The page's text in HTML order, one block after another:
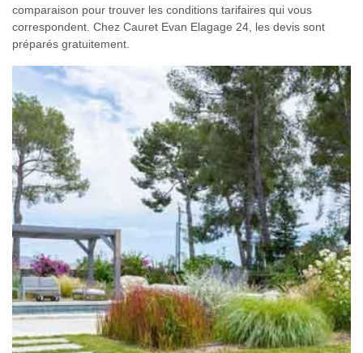
comparaison pour trouver les conditions tarifaires qui vous
correspondent. Chez Cauret Evan Elagage 24, les devis sont
préparés gratuitement.